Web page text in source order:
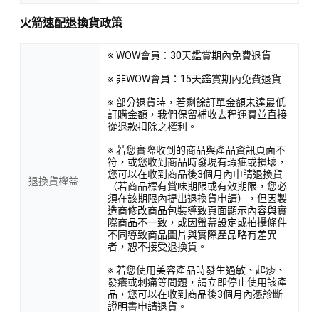
火箭速配退換貨政策
退換貨權益
※ WOW會員：30天鑑賞期內免費退貨
※ 非WOW會員：15天鑑賞期內免費退貨
※ 部分退貨時，若剩餘訂單金額未達最低
訂購金額，我們保留補收去程運費並直接
從退款扣除之權利。
※ 若您實際收到的商品與產品資訊頁面不
符，或您收到商品時發現有瑕疵或損壞，
您可以在收到商品後3個月內申請退換貨
（若商品標有賞味期限或有效期限，您必
須在該期限內提出退換貨申請），但因製
造商修改商品包裝導致頁面顯示內容與實
際商品不一致，或因螢幕設定或拍攝條件
不同導致商品圖片與實際產品略有差異
者，恕不接受退換貨。
※ 若您使用美容產品時發生過敏、起疹、
發癢或刺痛等問題，請立即停止使用該產
品，您可以在收到商品後3個月內憑診斷
證明書申請退貨。